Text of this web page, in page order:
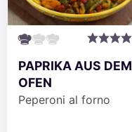
PAPRIKA AUS DEM
OFEN
Peperoni al forno